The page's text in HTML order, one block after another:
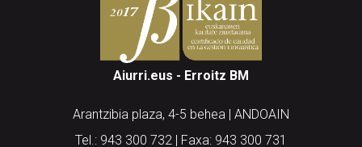
Aiurri.eus - Erroitz BM
Arantzibia plaza, 4-5 behea | ANDOAIN
Tel.: 943 300 732 | Faxa: 943 300 731